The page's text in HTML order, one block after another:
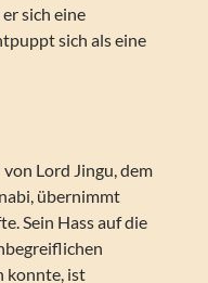
sich eine
sich als eine
Lord Jingu, dem
übernimmt
Sein Hass auf die
konnte, ist